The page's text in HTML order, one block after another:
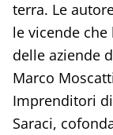
terra. Le
le vicende
delle aziende
Marco
Imprenditori
Saraci,